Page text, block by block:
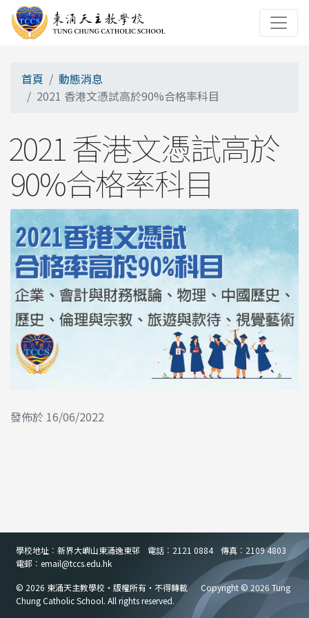
首頁
動態消息
2021 香港文憑試高於90%合格率科目
2021 香港文憑試高於
90%合格率科目
發佈於 16/06/2022
學校地址︰新界大嶼山東涌逸東邨 電話︰2121 0884
傳真︰2109 4803
電郵︰email@tccs.edu.hk
© 2026 東涌天主教學校・版權所有・不得轉載
Copyright © 2026 Tung
Chung Catholic School. All rights reserved.